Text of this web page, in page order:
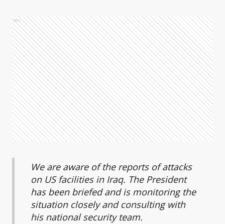
Ads
We are aware of the reports of attacks
on US facilities in Iraq. The President
has been briefed and is monitoring the
situation closely and consulting with
his national security team.